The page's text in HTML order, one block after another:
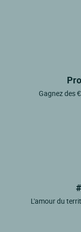
Gagnez des
L'amour du